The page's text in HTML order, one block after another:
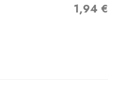
Precio
1,94 €